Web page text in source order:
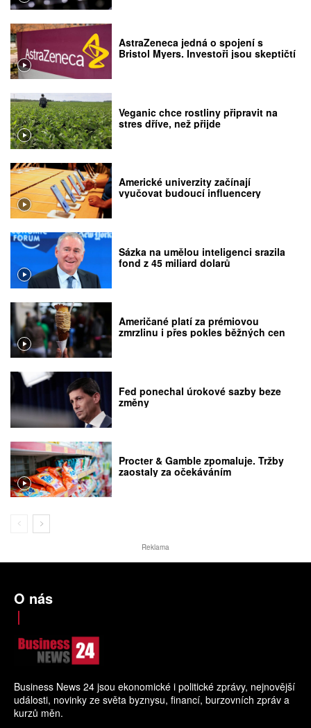
AstraZeneca jedná o spojení s
Bristol Myers. Investoři jsou skeptičtí
Veganic chce rostliny připravit na
stres dříve, než přijde
Americké univerzity začínají
vyučovat budoucí influencery
Sázka na umělou inteligenci srazila
fond z 45 miliard dolarů
Američané platí za prémiovou
zmrzlinu i přes pokles běžných cen
Fed ponechal úrokové sazby beze
změny
Procter & Gamble zpomaluje. Tržby
zaostaly za očekáváním
Reklama
O nás
Business News 24 jsou ekonomické i politické zprávy, nejnovější
události, novinky ze světa byznysu, financí, burzovních zpráv a
kurzů měn.